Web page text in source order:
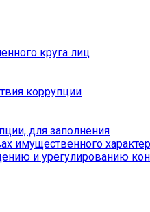
круга лиц
коррупции
для заполнения
имущественного
и урегулированию